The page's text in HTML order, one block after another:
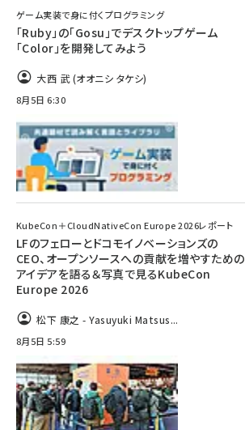
ゲーム実装で身に付くプログラミング
「Ruby」の「Gosu」でデスクトップゲーム
「Color」を開発してみよう
大西 武 (オオニシ タケシ)
8月5日 6:30
KubeCon＋CloudNativeCon Europe 2026レポート
LFのフェローとドコモイノベーションズの
CEO、オープンソースへの貢献を増やすための
アイデアを語る＆写真で見るKubeCon
Europe 2026
松下 康之 - Yasuyuki Matsus...
8月5日 5:59